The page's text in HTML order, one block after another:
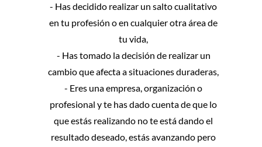
- Has decidido realizar un salto cualitativo
en tu profesión o en cualquier otra área de
tu vida,
- Has tomado la decisión de realizar un
cambio que afecta a situaciones duraderas,
- Eres una empresa, organización o
profesional y te has dado cuenta de que lo
que estás realizando no te está dando el
resultado deseado, estás avanzando pero